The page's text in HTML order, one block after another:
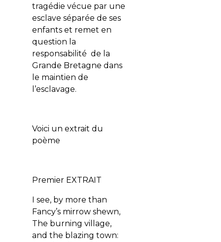
tragédie vécue par une
esclave séparée de ses
enfants et remet en
question la
responsabilité de la
Grande Bretagne dans
le maintien de
l’esclavage.
Voici un extrait du
poème
Premier EXTRAIT
I see, by more than
Fancy’s mirrow shewn,
The burning village,
and the blazing town: